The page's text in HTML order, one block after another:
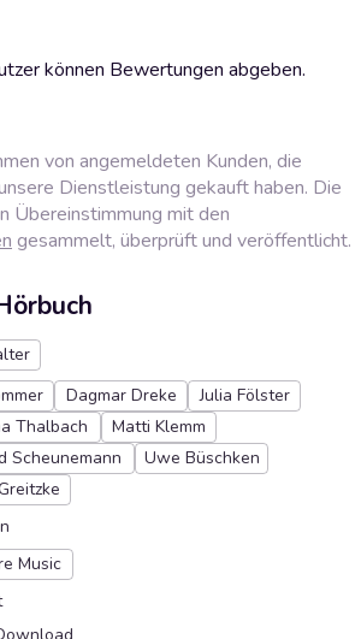
können Bewertungen abgeben.
von angemeldeten Kunden, die
Dienstleistung gekauft haben. Die
Übereinstimmung mit den
gesammelt, überprüft und veröffentlicht.
Dagmar Dreke
Julia Fölster
Thalbach
Matti Klemm
Scheunemann
Uwe Büschken
Music